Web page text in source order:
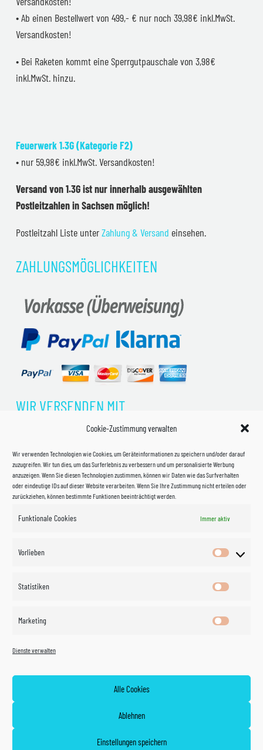
Cookie-Zustimmung verwalten
Wir verwenden Technologien wie Cookies, um Geräteinformationen zu speichern und/oder darauf
zuzugreifen. Wir tun dies, um das Surferlebnis zu verbessern und um personalisierte Werbung
anzuzeigen. Wenn Sie diesen Technologien zustimmen, können wir Daten wie das Surfverhalten
oder eindeutige IDs auf dieser Website verarbeiten. Wenn Sie Ihre Zustimmung nicht erteilen oder
zurückziehen, können bestimmte Funktionen beeinträchtigt werden.
Funktionale Cookies Immer aktiv
Vorlieben
Vorlieben
Statistiken
Marketing
Dienste verwalten
Alle Cookies
Ablehnen
Einstellungen speichern
• Ab einen Bestellwert von 499,- € nur noch 39,98€ inkl.MwSt.
Versandkosten!
• Bei Raketen kommt eine Sperrgutpauschale von 3,98€
inkl.MwSt. hinzu.
Feuerwerk 1.3G (Kategorie F2)
• nur 59,98€ inkl.MwSt. Versandkosten!
Versand von 1.3G ist nur innerhalb ausgewählten
Postleitzahlen in Sachsen möglich!
Postleitzahl Liste unterZahlung & Versand einsehen.
ZAHLUNGSMÖGLICHKEITEN
WIR VERSENDEN MIT
©